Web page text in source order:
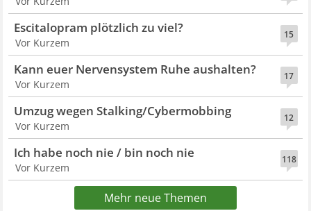
15
Escitalopram plötzlich zu viel?
Vor Kurzem
17
Kann euer Nervensystem Ruhe aushalten?
Vor Kurzem
12
Umzug wegen Stalking/Cybermobbing
Vor Kurzem
118
Ich habe noch nie / bin noch nie
Vor Kurzem
Mehr neue Themen